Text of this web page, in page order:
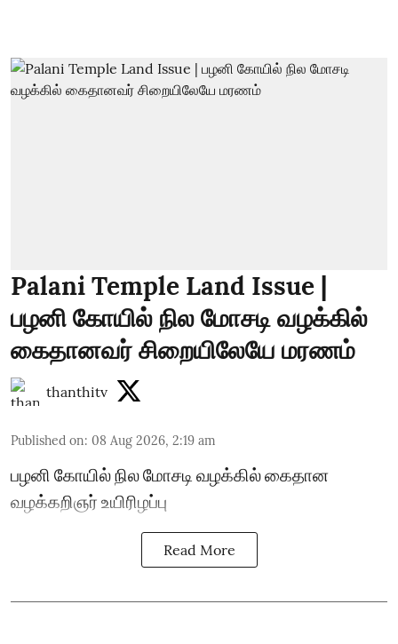
Palani Temple Land Issue |
பழனி கோயில் நில மோசடி வழக்கில்
கைதானவர் சிறையிலேயே மரணம்
thanthitv
Published on: 08 Aug 2026, 2:19 am
பழனி கோயில் நில மோசடி வழக்கில் கைதான
வழக்கறிஞர் உயிரிழப்பு
Read More